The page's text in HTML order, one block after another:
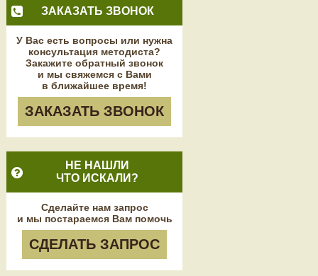
ЗАКАЗАТЬ ЗВОНОК
У Вас есть вопросы или нужна
консультация методиста?
Закажите обратный звонок
и мы свяжемся с Вами
в ближайшее время!
ЗАКАЗАТЬ ЗВОНОК
НЕ НАШЛИ
ЧТО ИСКАЛИ?
Сделайте нам запрос
и мы постараемся Вам помочь
СДЕЛАТЬ ЗАПРОС